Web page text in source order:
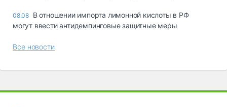
08.08 В отношении импорта лимонной кислоты в РФ
могут ввести антидемпинговые защитные меры
Все новости